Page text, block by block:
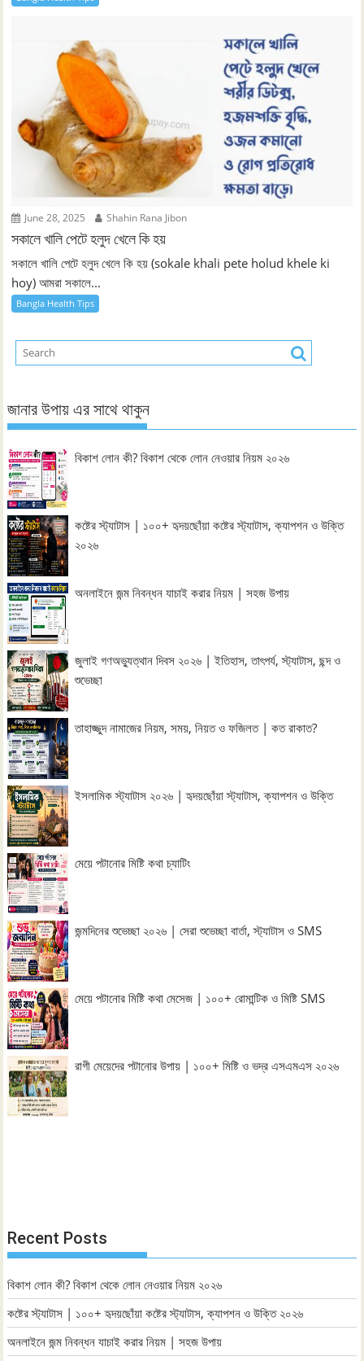
June 28, 2025 Shahin Rana Jibon
সকালে খালি পেটে হলুদ খেলে কি হয়
সকালে খালি পেটে হলুদ খেলে কি হয় (sokale khali pete holud khele ki
hoy) আমরা সকালে...
Bangla Health Tips
জানার উপায় এর সাথে থাকুন
বিকাশ লোন কী? বিকাশ থেকে লোন নেওয়ার নিয়ম ২০২৬
কষ্টের স্ট্যাটাস | ১০০+ হৃদয়ছোঁয়া কষ্টের স্ট্যাটাস, ক্যাপশন ও উক্তি
২০২৬
অনলাইনে জন্ম নিবন্ধন যাচাই করার নিয়ম | সহজ উপায়
জুলাই গণঅভ্যুত্থান দিবস ২০২৬ | ইতিহাস, তাৎপর্য, স্ট্যাটাস, ছন্দ ও
শুভেচ্ছা
তাহাজ্জুদ নামাজের নিয়ম, সময়, নিয়ত ও ফজিলত | কত রাকাত?
ইসলামিক স্ট্যাটাস ২০২৬ | হৃদয়ছোঁয়া স্ট্যাটাস, ক্যাপশন ও উক্তি
মেয়ে পটানোর মিষ্টি কথা চ্যাটিং
জন্মদিনের শুভেচ্ছা ২০২৬ | সেরা শুভেচ্ছা বার্তা, স্ট্যাটাস ও SMS
মেয়ে পটানোর মিষ্টি কথা মেসেজ | ১০০+ রোমান্টিক ও মিষ্টি SMS
রাগী মেয়েদের পটানোর উপায় | ১০০+ মিষ্টি ও ভদ্র এসএমএস ২০২৬
Recent Posts
বিকাশ লোন কী? বিকাশ থেকে লোন নেওয়ার নিয়ম ২০২৬
কষ্টের স্ট্যাটাস | ১০০+ হৃদয়ছোঁয়া কষ্টের স্ট্যাটাস, ক্যাপশন ও উক্তি ২০২৬
অনলাইনে জন্ম নিবন্ধন যাচাই করার নিয়ম | সহজ উপায়